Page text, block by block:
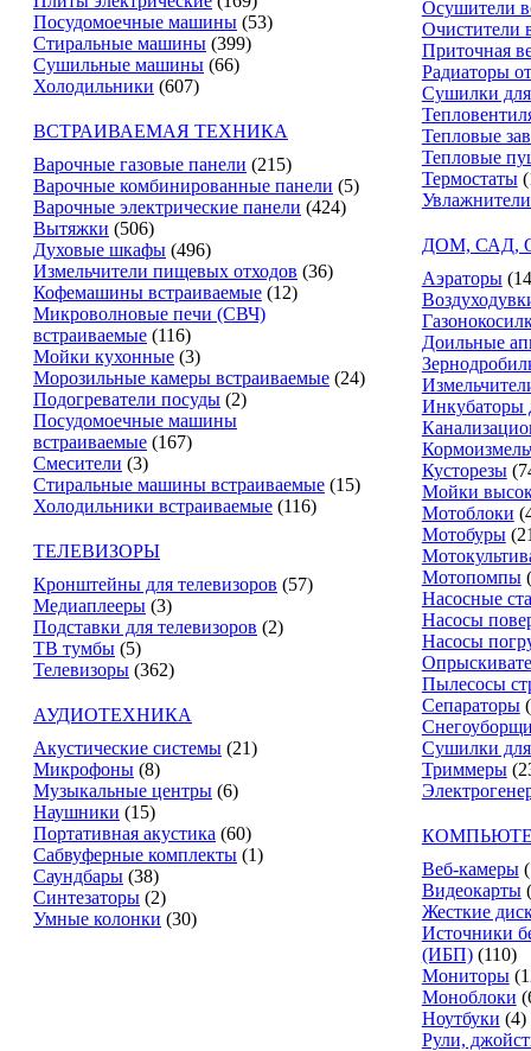
Посудомоечные машины (53)
Стиральные машины (399)
Сушильные машины (66)
Холодильники (607)
ВСТРАИВАЕМАЯ ТЕХНИКА
Варочные газовые панели (215)
Варочные комбинированные панели (5)
Варочные электрические панели (424)
Вытяжки (506)
Духовые шкафы (496)
Измельчители пищевых отходов (36)
Кофемашины встраиваемые (12)
Микроволновые печи (СВЧ)
встраиваемые (116)
Мойки кухонные (3)
Морозильные камеры встраиваемые (24)
Подогреватели посуды (2)
Посудомоечные машины
встраиваемые (167)
Смесители (3)
Стиральные машины встраиваемые (15)
Холодильники встраиваемые (116)
ТЕЛЕВИЗОРЫ
Кронштейны для телевизоров (57)
Медиаплееры (3)
Подставки для телевизоров (2)
ТВ тумбы (5)
Телевизоры (362)
АУДИОТЕХНИКА
Акустические системы (21)
Микрофоны (8)
Музыкальные центры (6)
Наушники (15)
Портативная акустика (60)
Сабвуферные комплекты (1)
Саундбары (38)
Синтезаторы (2)
Умные колонки (30)
Осушители
Очистители
Приточная
Радиаторы
Сушилки
Тепловые
Тепловые
Термостаты
ДОМ, САД,
Аэраторы
Доильные
Инкубаторы
Кусторезы
Мойки
Мотоблоки
Мотобуры
Мотопомпы
Насосные
Насосы
Насосы
Пылесосы
Сепараторы
Сушилки
Триммеры
Веб-камеры
Видеокарты
Жесткие
Источники
(ИБП) (110)
Мониторы
Моноблоки
Ноутбуки (4)
Рули,